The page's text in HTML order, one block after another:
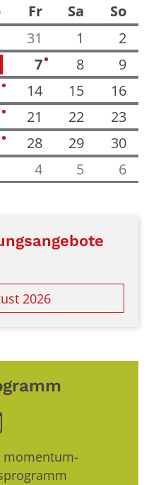
Fr Sa
So
31 1
2
7 1 8
9
2 14 15
16
2 21 22
23
2 28 29
30
4 5 6
2026